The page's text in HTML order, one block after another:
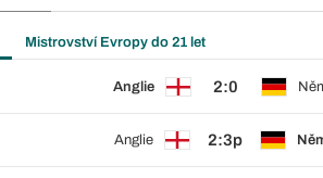
Mistrovství Evropy do 21 let
Anglie 2:0
Anglie 2:3p